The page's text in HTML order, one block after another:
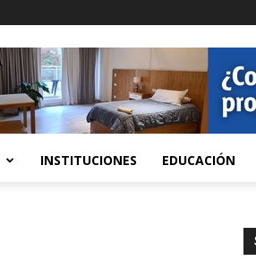
INSTITUCIONES EDUCACIÓN